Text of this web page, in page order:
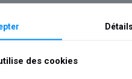
Détails
des cookies